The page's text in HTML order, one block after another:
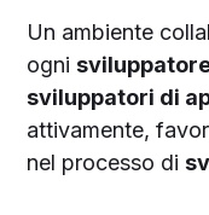
Un ambiente
ogni
sviluppatori di
attivamente,
nel processo di